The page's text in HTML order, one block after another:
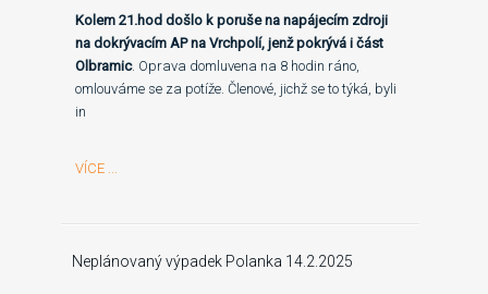
Kolem 21.hod došlo k poruše na napájecím zdroji
na dokrývacím AP na Vrchpolí, jenž pokrývá i část
Olbramic. Oprava domluvena na 8 hodin ráno,
omlouváme se za potíže. Členové, jichž se to týká, byli
in
VÍCE ...
Neplánovaný výpadek Polanka 14.2.2025